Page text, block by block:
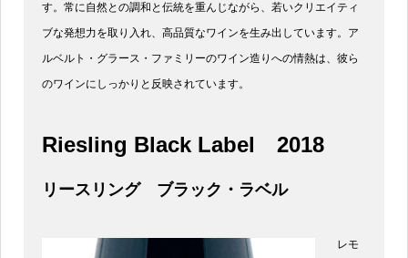
す。常に自然との調和と伝統を重んじながら、若いクリエイティ
ブな発想力を取り入れ、高品質なワインを生み出しています。ア
ルベルト・グラース・ファミリーのワイン造りへの情熱は、彼ら
のワインにしっかりと反映されています。
Riesling Black Label 2018
リースリング ブラック・ラベル
レモ